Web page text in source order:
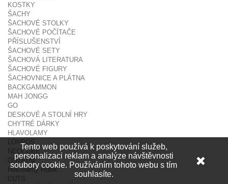
KOSTKY
ŠACHY
ŠACHOVÉ STOLKY
ŠACHOVÉ POČÍTAČE
PŘÍSLUŠENSTVÍ
ŠACHOVÉ SETY
ŠACHOVÁ LITERATURA
ŠACHOVÉ FIGURY
ŠACHOVNICE A PLÁTNA
BACKGAMMON
MAH JONGG
GO
DESKOVÉ A STOLNÍ HRY
CHYTRÉ DÁRKY
HLAVOLAMY
LONPOS
NEOCUBE
OSTATNÍ
Hlavolamy Rubik
CUTS
Tento web používá k poskytování služeb,
personalizaci reklam a analýze návštěvnosti
soubory cookie. Používáním tohoto webu s tím
souhlasíte.